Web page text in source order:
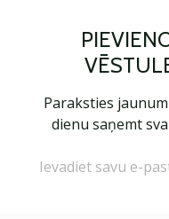
Paraksties
dienu saņemt